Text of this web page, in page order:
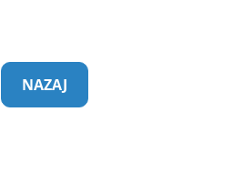
NAZAJ